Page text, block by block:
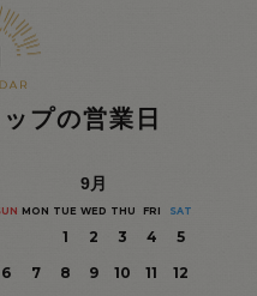
プの営業日
9月
MON TUE WED THU FRI SAT
1 2 3 4
5
6
7 8 9 10 11
12